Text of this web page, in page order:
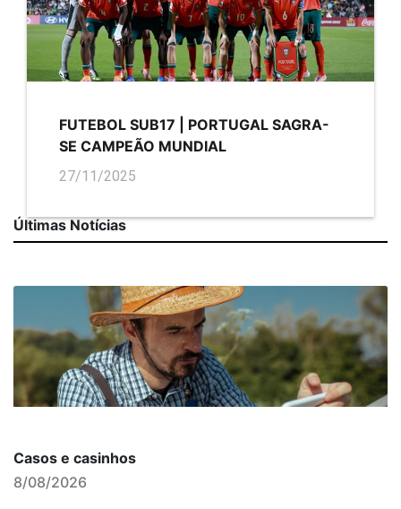
FUTEBOL SUB17 | PORTUGAL SAGRA-
SE CAMPEÃO MUNDIAL
27/11/2025
Últimas Notícias
Casos e casinhos
8/08/2026